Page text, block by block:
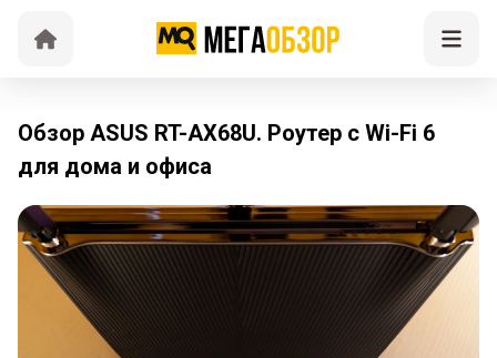
Обзор ASUS RT-AX68U. Роутер с Wi-Fi 6
для дома и офиса